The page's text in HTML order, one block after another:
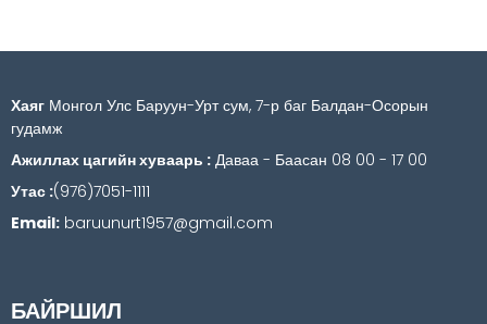
Хаяг Монгол Улс Баруун-Урт сум, 7-р баг Балдан-Осорын
гудамж
Ажиллах цагийн хуваарь : Даваа - Баасан 08 00 - 17 00
Утас :(976)7051-1111
Email: baruunurt1957@gmail.com
БАЙРШИЛ